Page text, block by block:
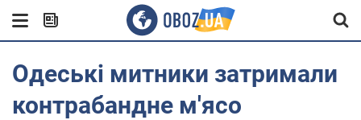
Одеські митники затримали
контрабандне м'ясо